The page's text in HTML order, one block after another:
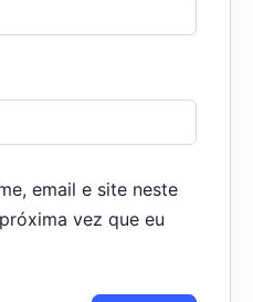
email e site neste
vez que eu